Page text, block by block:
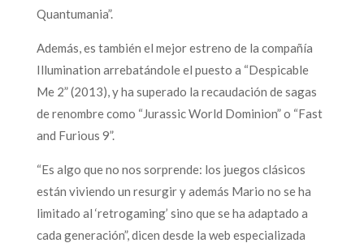
Quantumania”.
Además, es también el mejor estreno de la compañía
Illumination arrebatándole el puesto a “Despicable
Me 2” (2013), y ha superado la recaudación de sagas
de renombre como “Jurassic World Dominion” o “Fast
and Furious 9”.
“Es algo que no nos sorprende: los juegos clásicos
están viviendo un resurgir y además Mario no se ha
limitado al ‘retrogaming’ sino que se ha adaptado a
cada generación”, dicen desde la web especializada